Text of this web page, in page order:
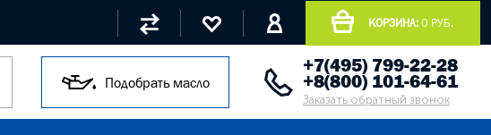
КОРЗИНА: 0 РУБ.
Подобрать масло
+7(495) 799-22-28
+8(800) 101-64-61
Заказать обратный звонок